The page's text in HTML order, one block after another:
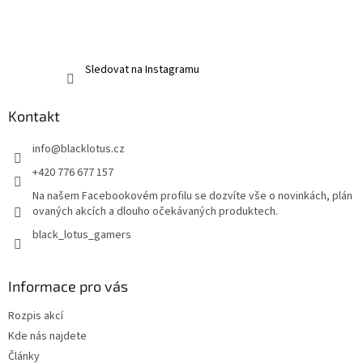
Sledovat na Instagramu
Kontakt
info@blacklotus.cz
+420 776 677 157
Na našem Facebookovém profilu se dozvíte vše o novinkách, plán
ovaných akcích a dlouho očekávaných produktech.
black_lotus_gamers
Informace pro vás
Rozpis akcí
Kde nás najdete
Články